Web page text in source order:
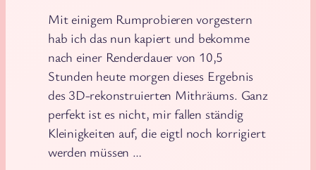
Mit einigem Rumprobieren vorgestern
hab ich das nun kapiert und bekomme
nach einer Renderdauer von 10,5
Stunden heute morgen dieses Ergebnis
des 3D-rekonstruierten Mithräums. Ganz
perfekt ist es nicht, mir fallen ständig
Kleinigkeiten auf, die eigtl noch korrigiert
werden müssen …